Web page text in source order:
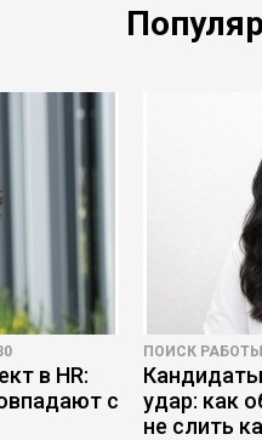
в HR:
с
ПОИСК РАБОТЫ
удар: как
не слить